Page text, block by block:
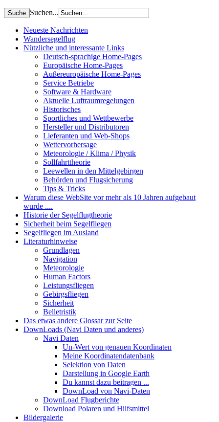
Suchen...
Neueste Nachrichten
Wandersegelflug
Nützliche und interessante Links
Deutsch-sprachige Home-Pages
Europäische Home-Pages
Außereuropäische Home-Pages
Service Betriebe
Software & Hardware
Aktuelle Luftraumregelungen
Historisches
Sportliches und Wettbewerbe
Hersteller und Distributoren
Lieferanten und Web-Shops
Wettervorhersage
Meteorologie / Klima / Physik
Sollfahrttheorie
Leewellen in den Mittelgebirgen
Behörden und Flugsicherung
Tips & Tricks
Warum diese WebSite vor mehr als 10 Jahren aufgebaut
wurde ....
Historie der Segelflugtheorie
Sicherheit beim Segelfliegen
Segelfliegen im Ausland
Literaturhinweise
Grundlagen
Navigation
Meteorologie
Human Factors
Leistungsfliegen
Gebirgsfliegen
Sicherheit
Belletristik
Das etwas andere Glossar zur Seite
DownLoads (Navi Daten und anderes)
Navi Daten
Un-Wert von genauen Koordinaten
Meine Koordinatendatenbank
Selektion von Daten
Darstellung in Google Earth
Du kannst dazu beitragen ...
DownLoad von Navi-Daten
DownLoad Flugberichte
Download Polaren und Hilfsmittel
Bildergalerie